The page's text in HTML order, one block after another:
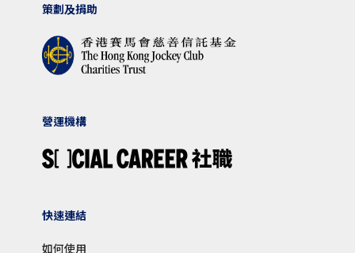
策劃及捐助
營運機構
快速連結
如何使用